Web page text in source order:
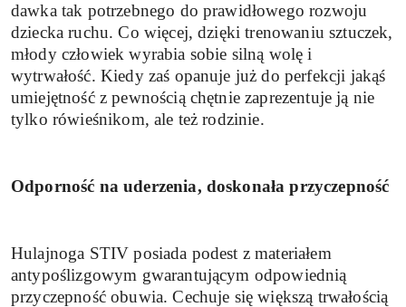
dawka tak potrzebnego do prawidłowego rozwoju
dziecka ruchu. Co więcej, dzięki trenowaniu sztuczek,
młody człowiek wyrabia sobie silną wolę i
wytrwałość. Kiedy zaś opanuje już do perfekcji jakąś
umiejętność z pewnością chętnie zaprezentuje ją nie
tylko rówieśnikom, ale też rodzinie.
Odporność na uderzenia, doskonała przyczepność
Hulajnoga STIV posiada podest z materiałem
antypoślizgowym gwarantującym odpowiednią
przyczepność obuwia. Cechuje się większą trwałością